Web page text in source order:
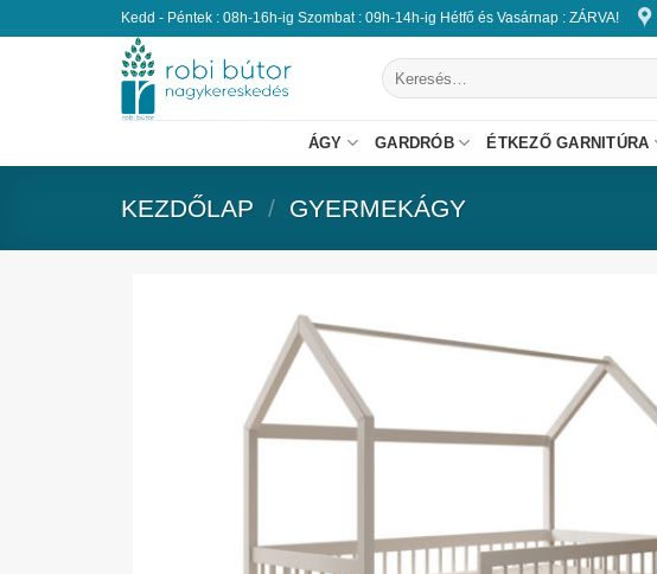
Kedd - Péntek : 08h-16h-ig Szombat : 09h-14h-ig Hétfő és Vasárnap : ZÁRVA!
ÁGY GARDRÓB ÉTKEZŐ GARNITÚRA
KEZDŐLAP / GYERMEKÁGY